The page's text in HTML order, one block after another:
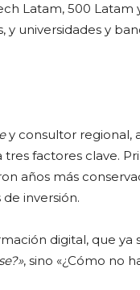
Latam, 500
y universidades y
y consultor regional,
factores clave.
años más
inversión.
digital, que ya
, sino «¿Cómo no